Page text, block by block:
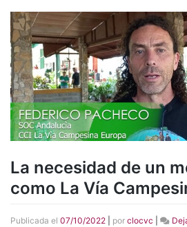
La necesidad de un
como La Vía
Publicada el 07/10/2022 por clocvc